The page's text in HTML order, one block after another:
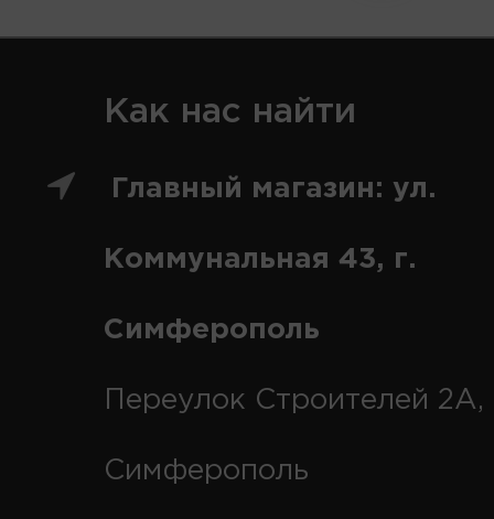
Как нас найти
Главный магазин: ул.
Коммунальная 43, г.
Симферополь
Переулок Строителей 2А,
Симферополь